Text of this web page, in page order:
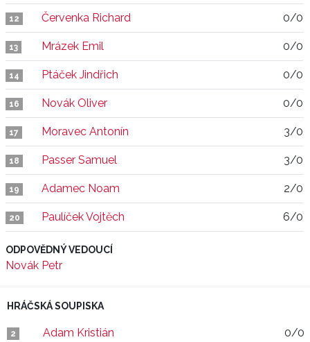
12 Červenka Richard 0/0
13 Mrázek Emil 0/0
14 Ptáček Jindřich 0/0
16 Novák Oliver 0/0
17 Moravec Antonín 3/0
18 Passer Samuel 3/0
19 Adamec Noam 2/0
20 Paulíček Vojtěch 6/0
ODPOVĚDNÝ VEDOUCÍ
Novák Petr
HRÁČSKÁ SOUPISKA
2 Adam Kristián 0/0